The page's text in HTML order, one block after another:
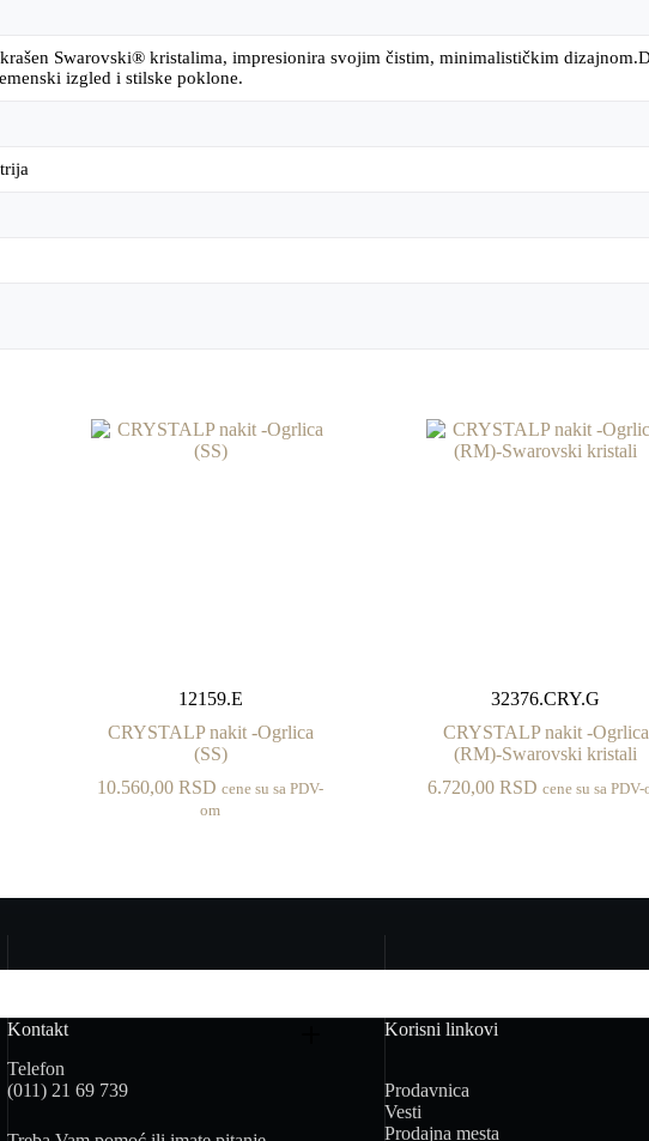
Swarovski® kristalima, impresionira svojim čistim, minimalističkim
izgled i stilske poklone.
12159.E
CRYSTALP nakit -Ogrlica
(SS)
10.560,00RSD cene su sa PDV-
om
32376.CRY.G
CRYSTALP nakit -Ogrlica
(RM)-Swarovski kristali
6.720,00 RSD cene su sa PDV-
Kontakt
Telefon
(011) 21 69 739
Korisni linkovi
Prodavnica
Vesti
Prodajna mesta